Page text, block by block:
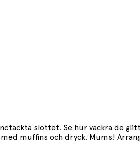
slottet. Se hur vackra de
muffins och dryck. Mums!